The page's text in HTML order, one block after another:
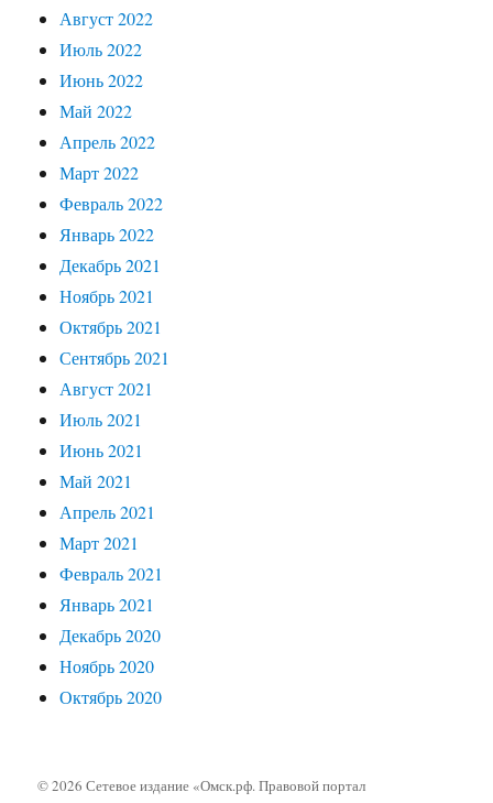
Август 2022
Июль 2022
Июнь 2022
Май 2022
Апрель 2022
Март 2022
Февраль 2022
Январь 2022
Декабрь 2021
Ноябрь 2021
Октябрь 2021
Сентябрь 2021
Август 2021
Июль 2021
Июнь 2021
Май 2021
Апрель 2021
Март 2021
Февраль 2021
Январь 2021
Декабрь 2020
Ноябрь 2020
Октябрь 2020
© 2026 Сетевое издание «Омск.рф. Правовой портал